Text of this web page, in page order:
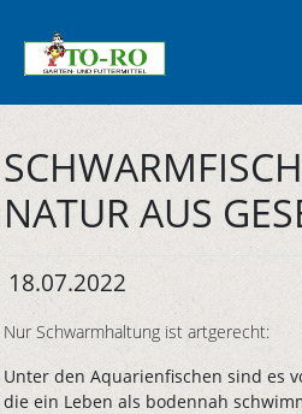
NATUR AUS
18.07.2022
Nur Schwarmhaltung ist artgerecht:
Unter den Aquarienfischen sind es
die ein Leben als bodennah